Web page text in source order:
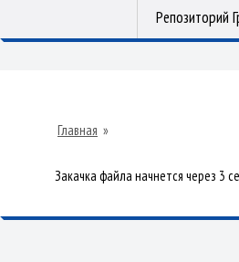
Репозиторий
Главная »
Закачка файла начнется через 3